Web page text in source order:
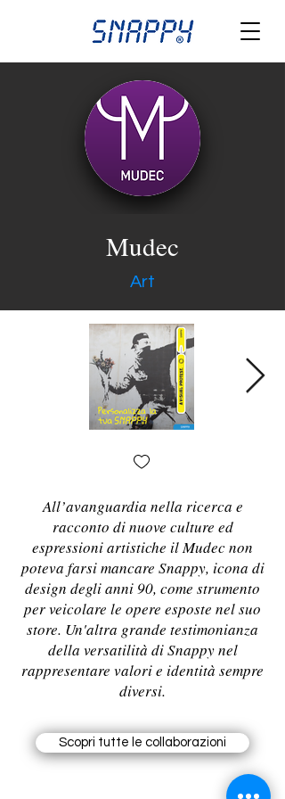
Mudec
Art
All’avanguardia nella ricerca e
racconto di nuove culture ed
espressioni artistiche il Mudec non
poteva farsi mancare Snappy, icona di
design degli anni 90, come strumento
per veicolare le opere esposte nel suo
store. Un'altra grande testimonianza
della versatilità di Snappy nel
rappresentare valori e identità sempre
diversi.
Scopri tutte le collaborazioni